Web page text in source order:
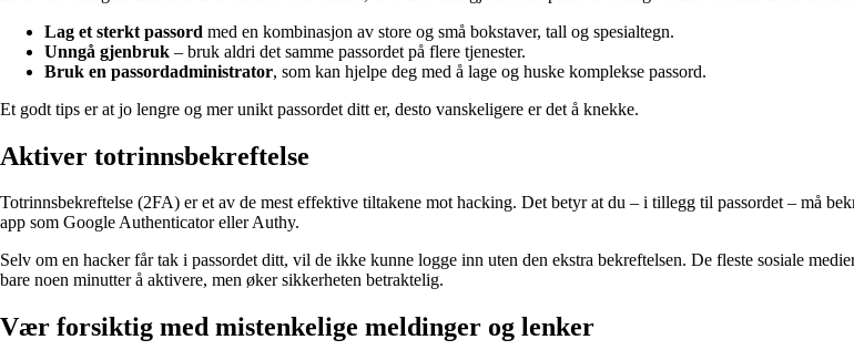
Lag et sterkt passord med en kombinasjon av store og små bokstaver, tall og spesialtegn.
Unngå gjenbruk – bruk aldri det samme passordet på flere tjenester.
Bruk en passordadministrator, som kan hjelpe deg med å lage og huske komplekse passord.
Et godt tips er at jo lengre og mer unikt passordet ditt er, desto vanskeligere er det å knekke.
Aktiver totrinnsbekreftelse
Totrinnsbekreftelse (2FA) er et av de mest effektive tiltakene mot hacking. Det betyr at du – i tillegg til passordet – må
app som Google Authenticator eller Authy.
Selv om en hacker får tak i passordet ditt, vil de ikke kunne logge inn uten den ekstra bekreftelsen. De fleste sosiale
bare noen minutter å aktivere, men øker sikkerheten betraktelig.
Vær forsiktig med mistenkelige meldinger og lenker